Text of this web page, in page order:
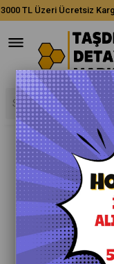
3000 TL Üzeri Ücretsiz